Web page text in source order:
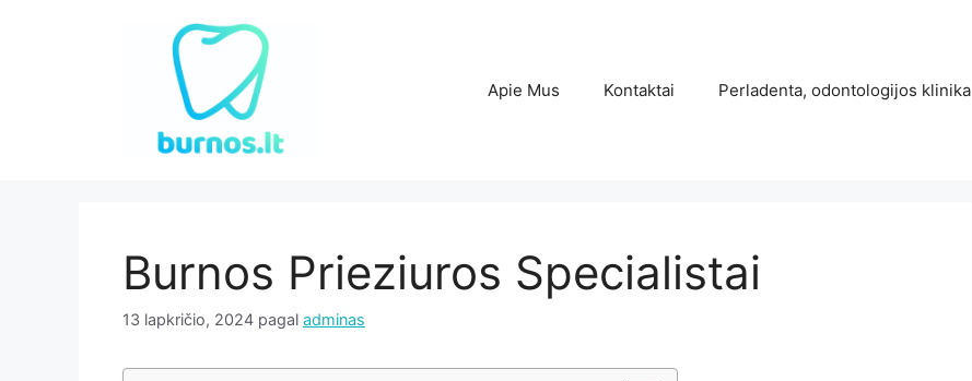
Apie Mus Kontaktai Perladenta, odontologijos klinika
Burnos Prieziuros Specialistai
13 lapkričio, 2024 pagal adminas